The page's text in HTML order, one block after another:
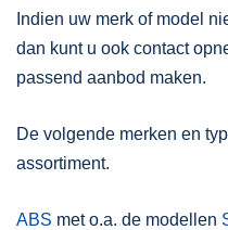
Indien uw merk of model
dan kunt u ook contact
passend aanbod maken.
De volgende merken en
assortiment.
ABS met o.a. de modellen